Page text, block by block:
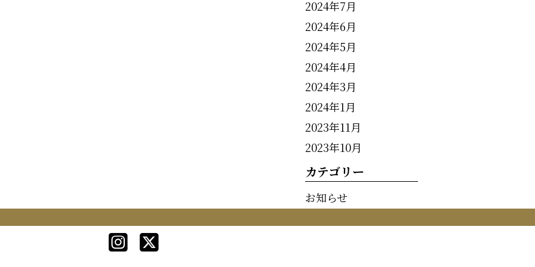
2024年7月
2024年6月
2024年5月
2024年4月
2024年3月
2024年1月
2023年11月
2023年10月
カテゴリー
お知らせ